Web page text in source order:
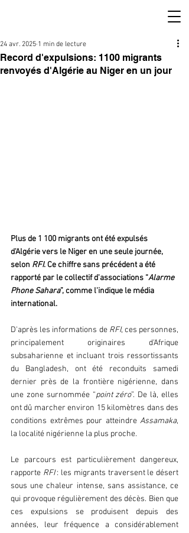
Record d'expulsions: 1100 migrants
renvoyés d'Algérie au Niger en un jour
24 avr. 2025 1 min de lecture
Plus de 1 100 migrants ont été expulsés
d'Algérie vers le Niger en une seule journée,
selon RFI. Ce chiffre sans précédent a été
rapporté par le collectif d'associations “Alarme
Phone Sahara”, comme l'indique le média
international.
D'après les informations de RFI, ces personnes,
principalement originaires d'Afrique
subsaharienne et incluant trois ressortissants
du Bangladesh, ont été reconduits samedi
dernier près de la frontière nigérienne, dans
une zone surnommée “point zéro”. De là, elles
ont dû marcher environ 15 kilomètres dans des
conditions extrêmes pour atteindre Assamaka,
la localité nigérienne la plus proche.
Le parcours est particulièrement dangereux,
rapporte RFI : les migrants traversent le désert
sous une chaleur intense, sans assistance, ce
qui provoque régulièrement des décès. Bien que
ces expulsions se produisent depuis des
années, leur fréquence a considérablement